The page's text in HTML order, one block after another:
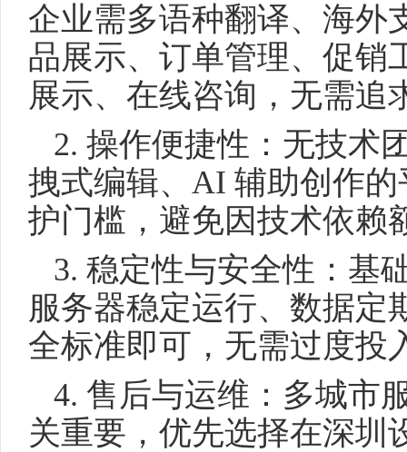
企业需多语种翻译、海外
品展示、订单管理、促销
展示、在线咨询，无需追
2. 操作便捷性：无技术
拽式编辑、AI 辅助创作
护门槛，避免因技术依赖
3. 稳定性与安全性：基
服务器稳定运行、数据定
全标准即可，无需过度投
4. 售后与运维：多城市
关重要，优先选择在深圳